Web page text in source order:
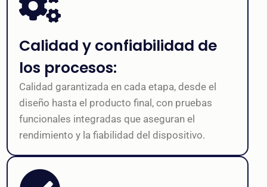
Calidad y confiabilidad de
los procesos:
Calidad garantizada en cada etapa, desde el
diseño hasta el producto final, con pruebas
funcionales integradas que aseguran el
rendimiento y la fiabilidad del dispositivo.